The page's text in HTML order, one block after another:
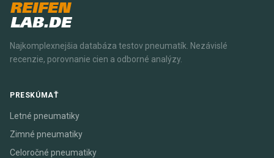
REIFEN
LAB.DE
Najkomplexnejšia databáza testov pneumatík. Nezávislé
recenzie, porovnanie cien a odborné analýzy.
PRESKÚMAŤ
Letné pneumatiky
Zimné pneumatiky
Celoročné pneumatiky